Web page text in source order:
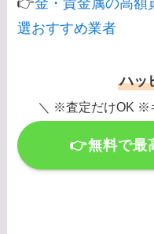
選おすすめ業者
ハッ
＼ ※査定だけOK ※
👉無料で最